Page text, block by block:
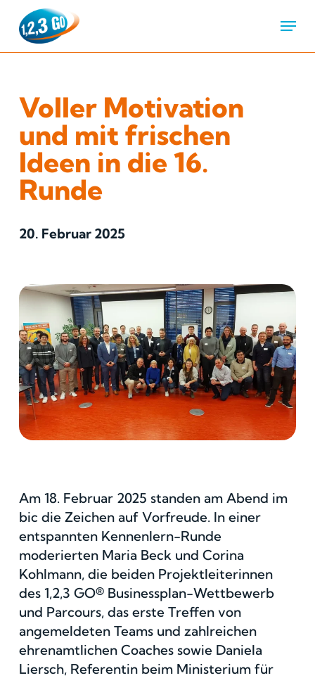
Menu
Voller Motivation
und mit frischen
Ideen in die 16.
Runde
20. Februar 2025
Am 18. Februar 2025 standen am Abend im
bic die Zeichen auf Vorfreude. In einer
entspannten Kennenlern-Runde
moderierten Maria Beck und Corina
Kohlmann, die beiden Projektleiterinnen
des 1,2,3 GO® Businessplan-Wettbewerb
und Parcours, das erste Treffen von
angemeldeten Teams und zahlreichen
ehrenamtlichen Coaches sowie Daniela
Liersch, Referentin beim Ministerium für